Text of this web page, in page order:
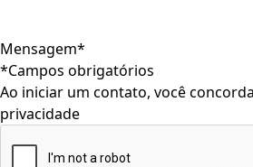
Mensagem*
*Campos obrigatórios
Ao iniciar um contato, você
privacidade